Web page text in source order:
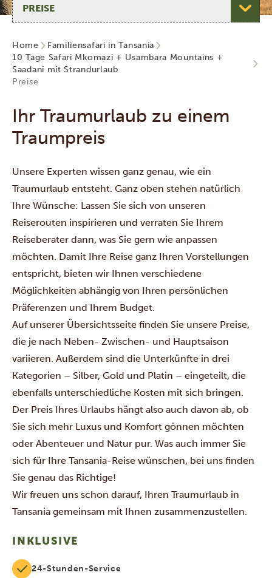
Home
Familiensafari in Tansania
10 Tage Safari Mkomazi + Usambara Mountains +
Saadani mit Strandurlaub
Preise
Ihr Traumurlaub zu einem
Traumpreis
Unsere Experten wissen ganz genau, wie ein
Traumurlaub entsteht. Ganz oben stehen natürlich
Ihre Wünsche: Lassen Sie sich von unseren
Reiserouten inspirieren und verraten Sie Ihrem
Reiseberater dann, was Sie gern wie anpassen
möchten. Damit Ihre Reise ganz Ihren Vorstellungen
entspricht, bieten wir Ihnen verschiedene
Möglichkeiten abhängig von Ihren persönlichen
Präferenzen und Ihrem Budget.
Auf unserer Übersichtsseite finden Sie unsere Preise,
die je nach Neben- Zwischen- und Hauptsaison
variieren. Außerdem sind die Unterkünfte in drei
Kategorien – Silber, Gold und Platin – eingeteilt, die
ebenfalls unterschiedliche Kosten mit sich bringen.
Der Preis Ihres Urlaubs hängt also auch davon ab, ob
Sie sich mehr Luxus und Komfort gönnen möchten
oder Abenteuer und Natur pur. Was auch immer Sie
sich für Ihre Tansania-Reise wünschen, bei uns finden
Sie genau das Richtige!
Wir freuen uns schon darauf, Ihren Traumurlaub in
Tansania gemeinsam mit Ihnen zusammenzustellen.
INKLUSIVE
24-Stunden-Service